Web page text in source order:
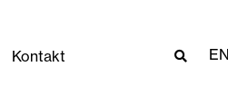
Kontakt EN